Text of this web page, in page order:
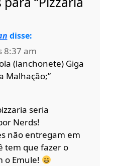
disse:
8:37 am
(lanchonete) Giga
Malhação;”
seria
Nerds!
não entregam em
tem que fazer o
o Emule!